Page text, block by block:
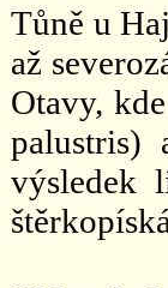
Tůně u
až
Otavy,
palustris)
výsledek